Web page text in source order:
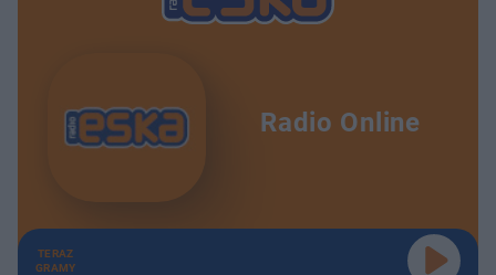
Radio Online
TERAZ
GRAMY